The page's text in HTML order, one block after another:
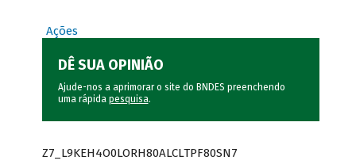
Ações
DÊ SUA OPINIÃO
Ajude-nos a aprimorar o site do BNDES preenchendo
uma rápida pesquisa.
Z7_L9KEH4O0LORH80ALCLTPF80SN7